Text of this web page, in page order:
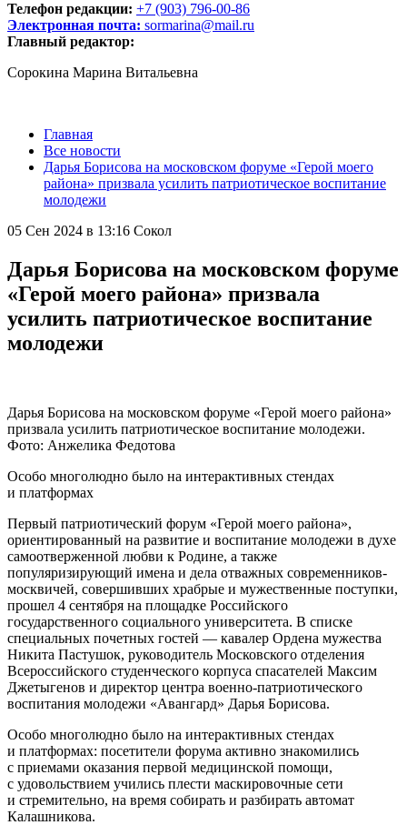
Телефон редакции: +7 (903) 796-00-86
Электронная почта: sormarina@mail.ru
Главный редактор:
Сорокина Марина Витальевна
Главная
Все новости
Дарья Борисова на московском форуме «Герой моего
района» призвала усилить патриотическое воспитание
молодежи
05 Сен 2024 в 13:16 Сокол
Дарья Борисова на московском форуме
«Герой моего района» призвала
усилить патриотическое воспитание
молодежи
Дарья Борисова на московском форуме «Герой моего района»
призвала усилить патриотическое воспитание молодежи.
Фото: Анжелика Федотова
Особо многолюдно было на интерактивных стендах
и платформах
Первый патриотический форум «Герой моего района»,
ориентированный на развитие и воспитание молодежи в духе
самоотверженной любви к Родине, а также
популяризирующий имена и дела отважных современников-
москвичей, совершивших храбрые и мужественные поступки,
прошел 4 сентября на площадке Российского
государственного социального университета. В списке
специальных почетных гостей — кавалер Ордена мужества
Никита Пастушок, руководитель Московского отделения
Всероссийского студенческого корпуса спасателей Максим
Джетыгенов и директор центра военно-патриотического
воспитания молодежи «Авангард» Дарья Борисова.
Особо многолюдно было на интерактивных стендах
и платформах: посетители форума активно знакомились
с приемами оказания первой медицинской помощи,
с удовольствием учились плести маскировочные сети
и стремительно, на время собирать и разбирать автомат
Калашникова.